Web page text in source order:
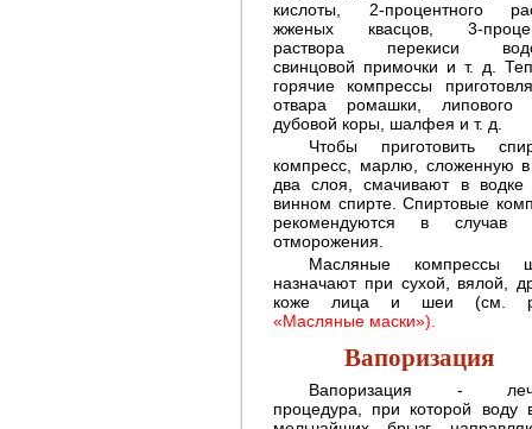
кислоты, 2-процентного
жженых квасцов, 3-
раствора перекиси
свинцовой примочки и т. д.
горячие компрессы
отвара ромашки, липового
дубовой коры, шалфея и т. д.
Чтобы приготовить
компресс, марлю, сложенную
два слоя, смачивают в
винном спирте. Спиртовые
рекомендуются в случав
отморожения.
Масляные компрессы
назначают при сухой, вялой,
коже лица и шеи (см.
«Масляные маски»).
Вапоризация
Вапоризация -
процедура, при которой воду